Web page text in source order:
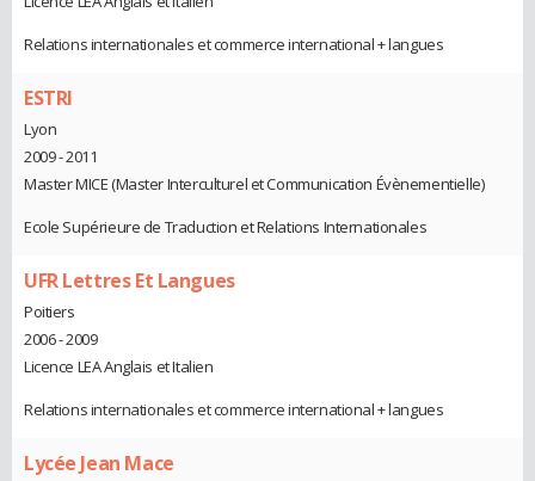
Relations internationales et commerce international + langues
ESTRI
Lyon
2009 - 2011
Master MICE (Master Interculturel et Communication Évènementielle)
Ecole Supérieure de Traduction et Relations Internationales
UFR Lettres Et Langues
Poitiers
2006 - 2009
Licence LEA Anglais et Italien
Relations internationales et commerce international + langues
Lycée Jean Mace